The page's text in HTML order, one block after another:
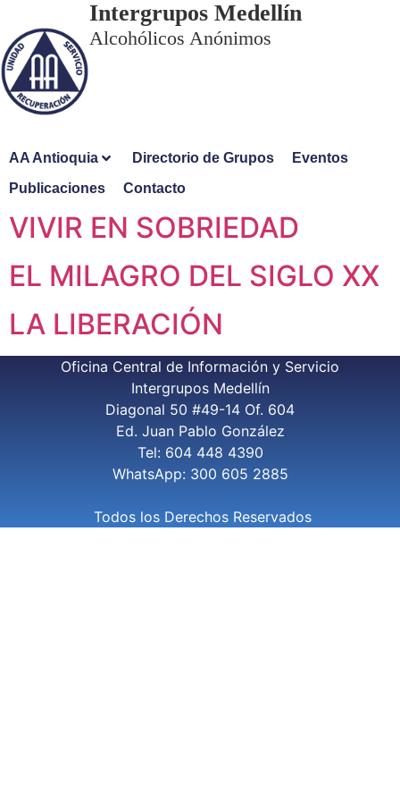
Intergrupos Medellín
Alcohólicos Anónimos
AA Antioquia Directorio de Grupos
Eventos
Publicaciones
Contacto
VIVIR EN SOBRIEDAD
EL MILAGRO DEL SIGLO XX
LA LIBERACIÓN
Oficina Central de Información y Servicio
Intergrupos Medellín
Diagonal 50 #49-14 Of. 604
Ed. Juan Pablo González
Tel: 604 448 4390
WhatsApp: 300 605 2885
Todos los Derechos Reservados